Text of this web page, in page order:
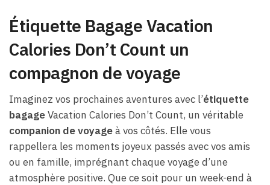
Étiquette Bagage Vacation
Calories Don’t Count un
compagnon de voyage
Imaginez vos prochaines aventures avec l’étiquette
bagageVacation Calories Don’t Count, un véritable
companion de voyageà vos côtés. Elle vous
rappellera les moments joyeux passés avec vos amis
ou en famille, imprégnant chaque voyage d’une
atmosphère positive. Que ce soit pour un week-end à